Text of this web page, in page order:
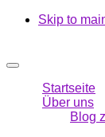
Skip to
Startseite
Über uns
Blog